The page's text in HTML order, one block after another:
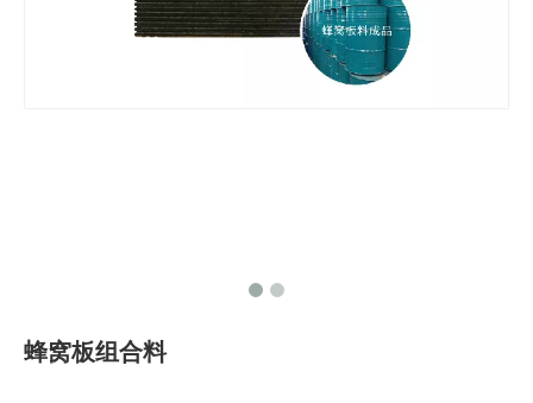
蜂窝板组合料